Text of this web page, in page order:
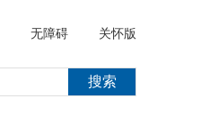
无障碍 关怀版